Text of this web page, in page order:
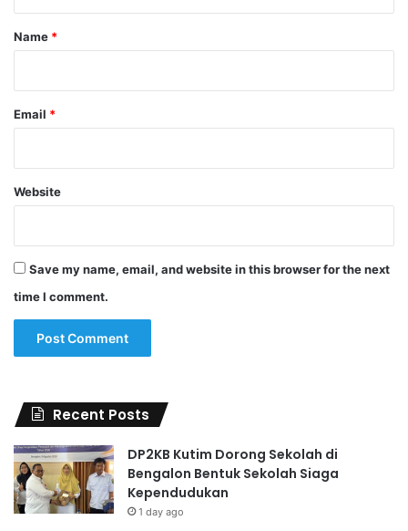
*
Name *
Email *
Website
Save my name, email, and website in this browser for the next
time I comment.
Recent Posts
DP2KB Kutim Dorong Sekolah di
Bengalon Bentuk Sekolah Siaga
Kependudukan
1 day ago